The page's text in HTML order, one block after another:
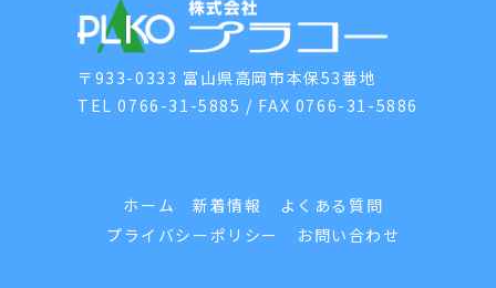
〒933-0333 富山県高岡市本保53番地
TEL 0766-31-5885 / FAX 0766-31-5886
ホーム 新着情報
よくある質問
プライバシーポリシー
お問い合わせ